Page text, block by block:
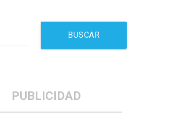
BUSCAR
PUBLICIDAD